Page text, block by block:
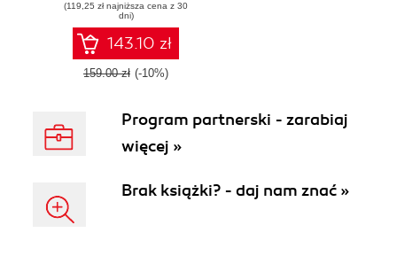
data - Second
Edition
(119,25 zł najniższa cena z 30
dni)
143.10 zł
159.00 zł (-10%)
Program partnerski - zarabiaj
więcej »
Brak książki? - daj nam znać »